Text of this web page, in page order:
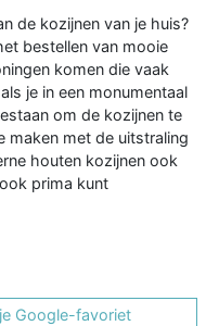
de kozijnen van je huis?
bestellen van mooie
komen die vaak
je in een monumentaal
om de kozijnen te
maken met de uitstraling
houten kozijnen ook
prima kunt
Google-favoriet